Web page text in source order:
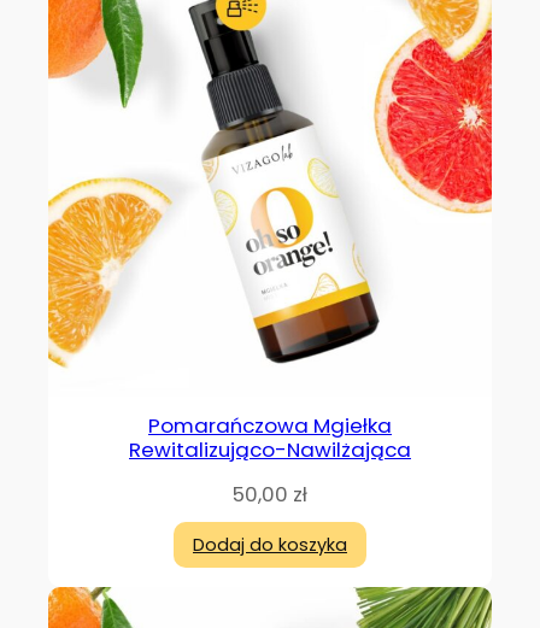
Pomarańczowa Mgiełka
Rewitalizująco-Nawilżająca
50,00 zł
Dodaj do koszyka